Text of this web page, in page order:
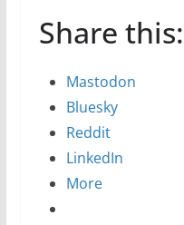
Share this:
Mastodon
Bluesky
Reddit
LinkedIn
More